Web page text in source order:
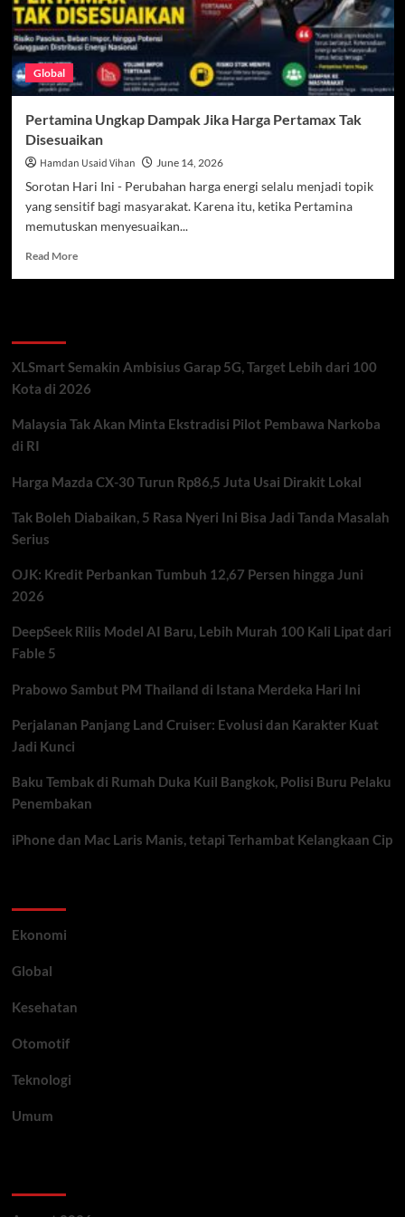
Global
Pertamina Ungkap Dampak Jika Harga Pertamax Tak
Disesuaikan
Hamdan Usaid Vihan June 14, 2026
Sorotan Hari Ini - Perubahan harga energi selalu menjadi topik
yang sensitif bagi masyarakat. Karena itu, ketika Pertamina
memutuskan menyesuaikan...
Read MoreRead
Harga
Pertamax
Disesuaikan
XLSmart Semakin Ambisius Garap 5G, Target Lebih dari 100
Kota di 2026
Malaysia Tak Akan Minta Ekstradisi Pilot Pembawa Narkoba
di RI
Harga Mazda CX-30 Turun Rp86,5 Juta Usai Dirakit Lokal
Tak Boleh Diabaikan, 5 Rasa Nyeri Ini Bisa Jadi Tanda Masalah
Serius
OJK: Kredit Perbankan Tumbuh 12,67 Persen hingga Juni
2026
DeepSeek Rilis Model AI Baru, Lebih Murah 100 Kali Lipat dari
Fable 5
Prabowo Sambut PM Thailand di Istana Merdeka Hari Ini
Perjalanan Panjang Land Cruiser: Evolusi dan Karakter Kuat
Jadi Kunci
Baku Tembak di Rumah Duka Kuil Bangkok, Polisi Buru Pelaku
Penembakan
iPhone dan Mac Laris Manis, tetapi Terhambat Kelangkaan Cip
Ekonomi
Global
Kesehatan
Otomotif
Teknologi
Umum